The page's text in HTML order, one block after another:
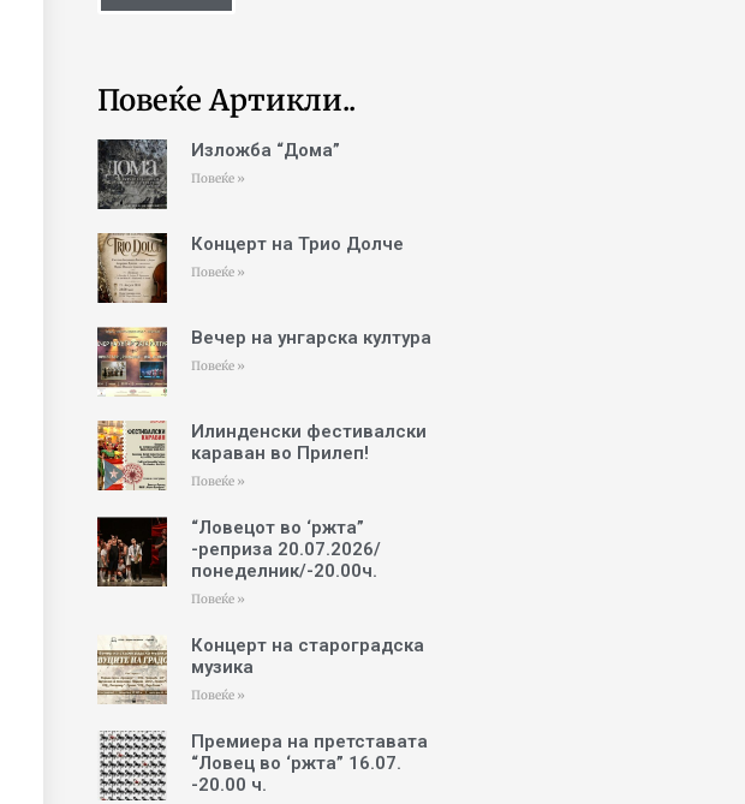
Повеќе Артикли..
Изложба “Дома”
Повеќе »
Концерт на Трио Долче
Повеќе »
Вечер на унгарска култура
Повеќе »
Илинденски фестивалски
караван во Прилеп!
Повеќе »
“Ловецот во ‘ржта”
-реприза 20.07.2026/
понеделник/-20.00ч.
Повеќе »
Концерт на староградска
музика
Повеќе »
Премиера на претставата
“Ловец во ‘ржта” 16.07.
-20.00 ч.